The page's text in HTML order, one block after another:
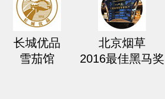
长城优品
雪茄馆
北京烟草
2016最佳黑马奖